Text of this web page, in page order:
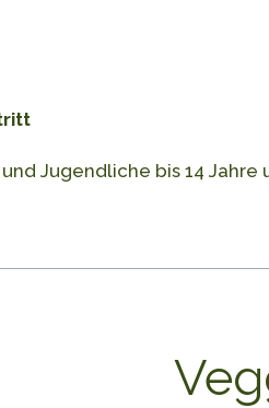
Jugendliche bis 14